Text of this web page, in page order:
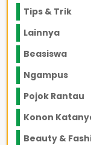
Tips & Trik
Lainnya
Beasiswa
Ngampus
Pojok Rantau
Konon
Beauty &